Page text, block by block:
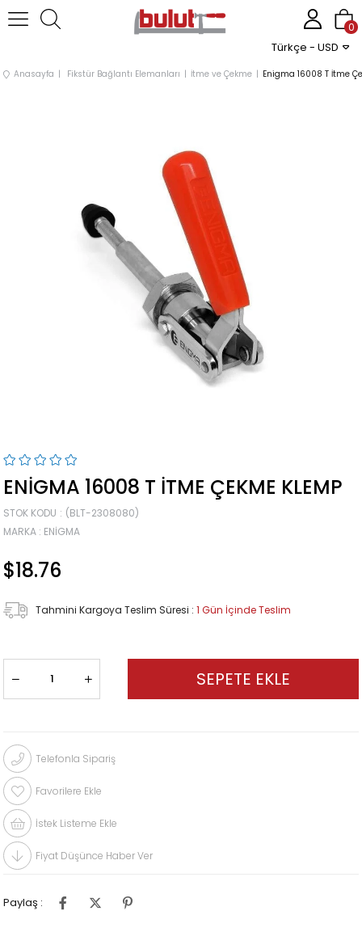
Türkçe - USD
0
Anasayfa Fikstür Bağlantı Elemanları İtme ve Çekme Enigma 16008 T İtme
ENIGMA 16008 T İTME ÇEKME KLEMP
STOK KODU
(BLT-2308080)
MARKA : ENIGMA
$18.76
Tahmini Kargoya Teslim Süresi : 1 Gün İçinde Teslim
Telefonla Sipariş
Favorilere Ekle
İstek Listeme Ekle
Fiyat Düşünce Haber Ver
Paylaş :